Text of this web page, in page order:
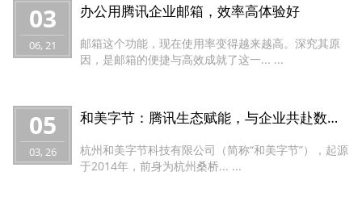
03
06, 21
办公用腾讯企业邮箱，效率高体验好
邮箱这个功能，现在使用率变得越来越高。深究其原
因，是邮箱的便捷与高效成就了这一... ...
05
03, 26
和美字节：腾讯生态赋能，与企业共赴数字化新未来
杭州和美字节科技有限公司（简称“和美字节”），起源
于2014年，前身为杭州桑桥... ...